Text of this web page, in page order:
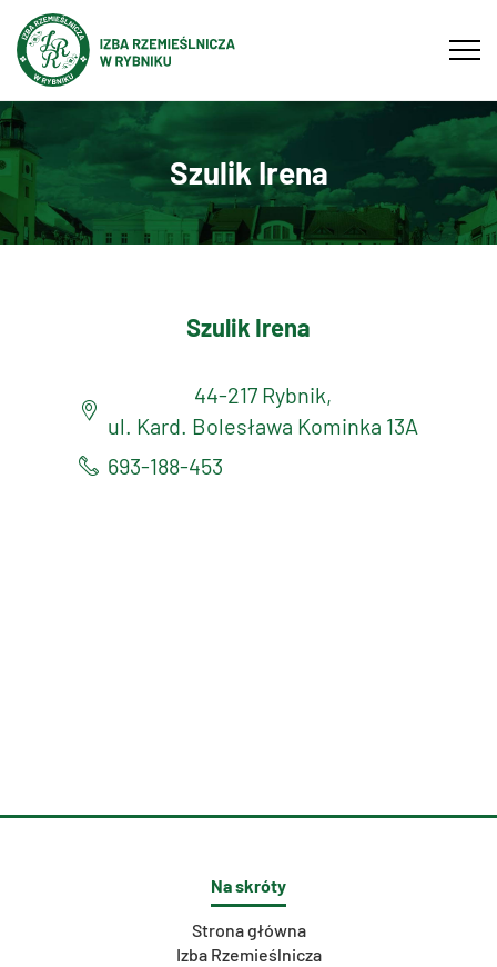
Szulik Irena
Szulik Irena
44-217 Rybnik,
ul. Kard. Bolesława Kominka 13A
693-188-453
Na skróty
Strona główna
Izba Rzemieślnicza